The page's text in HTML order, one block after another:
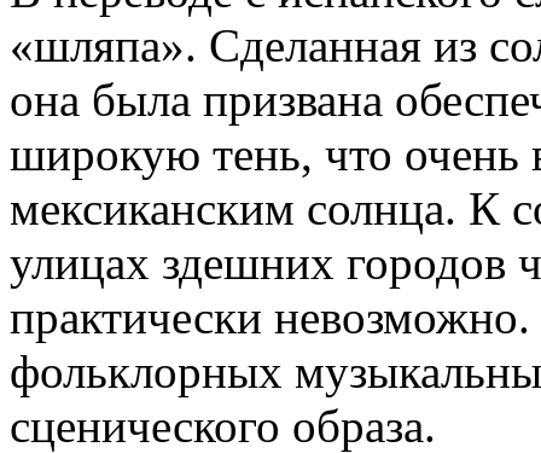
«шляпа». Сделанная из
она была призвана
широкую тень, что
мексиканским солнца. К
улицах здешних городов
практически
фольклорных
сценического образа.